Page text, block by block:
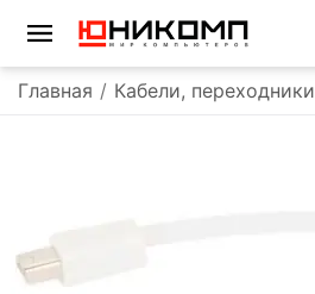
Главная / Кабели, переходники